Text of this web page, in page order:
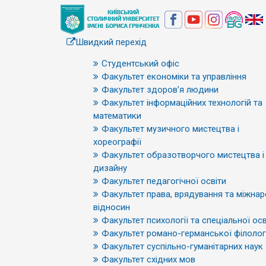
Швидкий перехід
Студентський офіс
Факультет економіки та управління
Факультет здоров’я людини
Факультет інформаційних технологій та
математики
Факультет музичного мистецтва і
хореографії
Факультет образотворчого мистецтва і
дизайну
Факультет педагогічної освіти
Факультет права, врядування та
відносин
Факультет психології та спеціальної
Факультет романо-германської
Факультет суспільно-гуманітарних наук
Факультет східних мов